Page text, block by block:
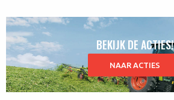
BEKIJK DE ACTIES!
NAAR ACTIES